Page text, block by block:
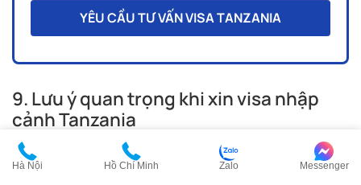
YÊU CẦU TƯ VẤN VISA TANZANIA
9. Lưu ý quan trọng khi xin visa nhập
cảnh Tanzania
Tất cả du khách muốn đến với mục đích du lịch đều phải
xin thị thực thông thường NGOẠI TRỪ công dân Mỹ
Hà Nội Hồ Chí Minh Zalo Messenger